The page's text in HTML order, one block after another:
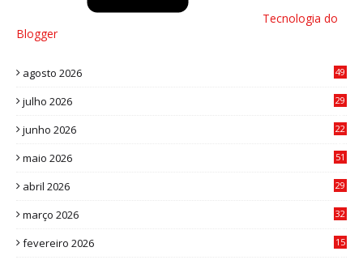
Tecnologia do
Blogger
agosto 2026 49
julho 2026
29
junho 2026
22
maio 2026
51
abril 2026
29
março 2026
32
fevereiro 2026
15